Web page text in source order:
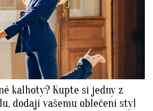
kalhoty? Kupte si jedny z
dodají vašemu oblečení styl